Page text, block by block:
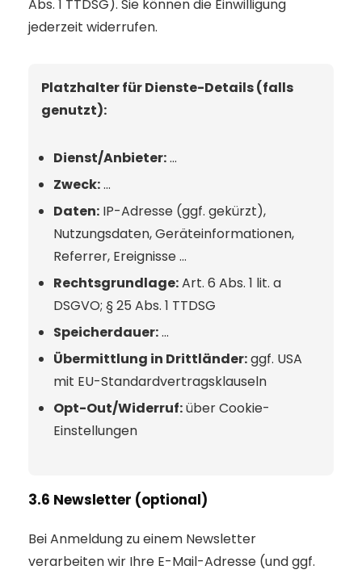
Abs. 1 TTDSG). Sie können die Einwilligung
jederzeit widerrufen.
Platzhalter für Dienste-Details (falls
genutzt):
Dienst/Anbieter:…
Zweck:…
Daten: IP-Adresse (ggf. gekürzt),
Nutzungsdaten, Geräteinformationen,
Referrer, Ereignisse …
Rechtsgrundlage:Art. 6 Abs. 1 lit. a
DSGVO; § 25 Abs. 1 TTDSG
Speicherdauer:…
Übermittlung in Drittländer:ggf. USA
mit EU-Standardvertragsklauseln
Opt-Out/Widerruf:über Cookie-
Einstellungen
3.6 Newsletter (optional)
Bei Anmeldung zu einem Newsletter
verarbeiten wir Ihre E-Mail-Adresse (und ggf.